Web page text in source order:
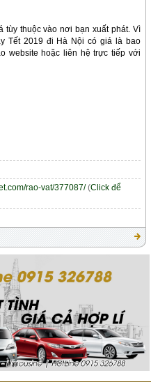
tùy thuộc vào nơi bạn xuất phát. Vì
Tết 2019 đi Hà Nội có giá là bao
website hoặc liên hệ trực tiếp với
rao-vat/377087/(Click để